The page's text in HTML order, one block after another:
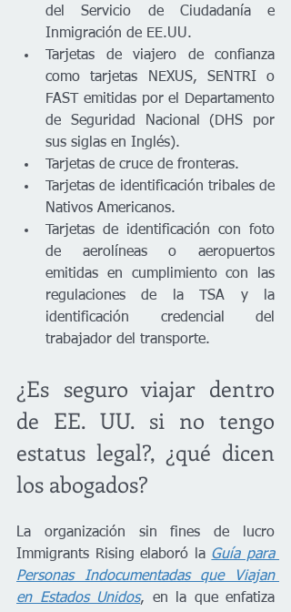
del Servicio de Ciudadanía e
Inmigración de EE.UU.
Tarjetas de viajero de confianza
como tarjetas NEXUS, SENTRI o
FAST emitidas por el Departamento
de Seguridad Nacional (DHS por
sus siglas en Inglés).
Tarjetas de cruce de fronteras.
Tarjetas de identificación tribales de
Nativos Americanos.
Tarjetas de identificación con foto
de aerolíneas o aeropuertos
emitidas en cumplimiento con las
regulaciones de la TSA y la
identificación credencial del
trabajador del transporte.
¿Es seguro viajar dentro
de EE. UU. si no tengo
estatus legal?, ¿qué dicen
los abogados?
La organización sin fines de lucro
Immigrants Rising elaboró la Guía para
Personas Indocumentadas que Viajan
en Estados Unidos, en la que enfatiza